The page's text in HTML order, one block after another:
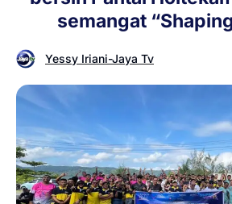
semangat
Yessy Iriani-Jaya Tv